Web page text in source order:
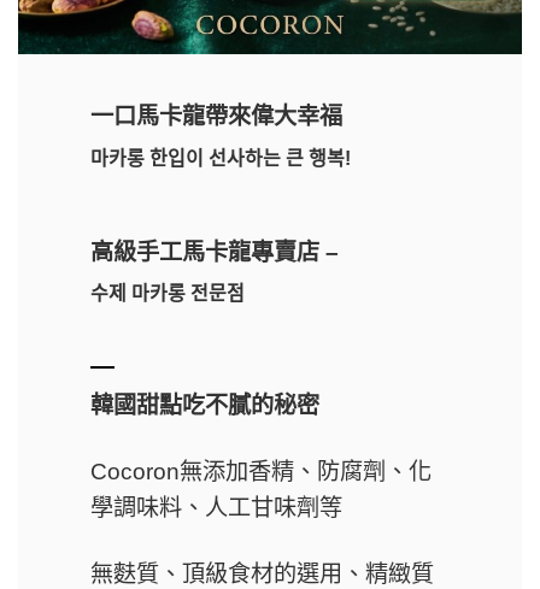
一口馬卡龍帶來偉大幸福
마카롱 한입이 선사하는 큰 행복!
高級手工馬卡龍專賣店 –
수제 마카롱 전문점
韓國甜點吃不膩的秘密
Cocoron無添加香精、防腐劑、化
學調味料、人工甘味劑等
無麩質、頂級食材的選用、精緻質